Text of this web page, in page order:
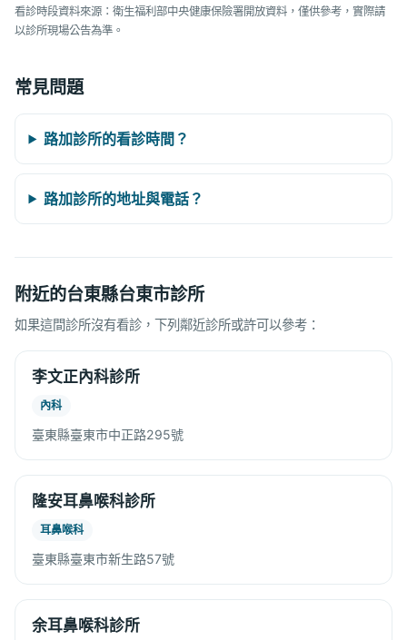
看診時段資料來源：衛生福利部中央健康保險署開放資料，僅供參考，實際請
以診所現場公告為準。
常見問題
路加診所的看診時間？
路加診所的地址與電話？
附近的台東縣台東市診所
如果這間診所沒有看診，下列鄰近診所或許可以參考：
李文正內科診所
內科
臺東縣臺東市中正路295號
隆安耳鼻喉科診所
耳鼻喉科
臺東縣臺東市新生路57號
余耳鼻喉科診所